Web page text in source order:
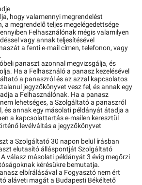
hogy valamennyi megrendelést
a megrendelő teljes megelégedettsége
Felhasználónak mégis valamilyen
vagy annak teljesítésével
a fenti e-mail címen, telefonon, vagy
panaszt azonnal megvizsgálja, és
Ha a Felhasználó a panasz kezelésével
a panaszról és az azzal kapcsolatos
jegyzőkönyvet vesz fel, és annak egy
a Felhasználónak. Ha a panasz
lehetséges, a Szolgáltató a panaszról
és annak egy másolati példányát átadja a
a kapcsolattartás e-mailen keresztül
levélváltás a jegyzőkönyvet
a Szolgáltató 30 napon belül írásban
elutasító álláspontját Szolgáltató
válasz másolati példányát 3 évig megőrzi
kérésükre bemutatja.
elbírálásával a Fogyasztó nem ért
aláveti magát a Budapesti Békéltető